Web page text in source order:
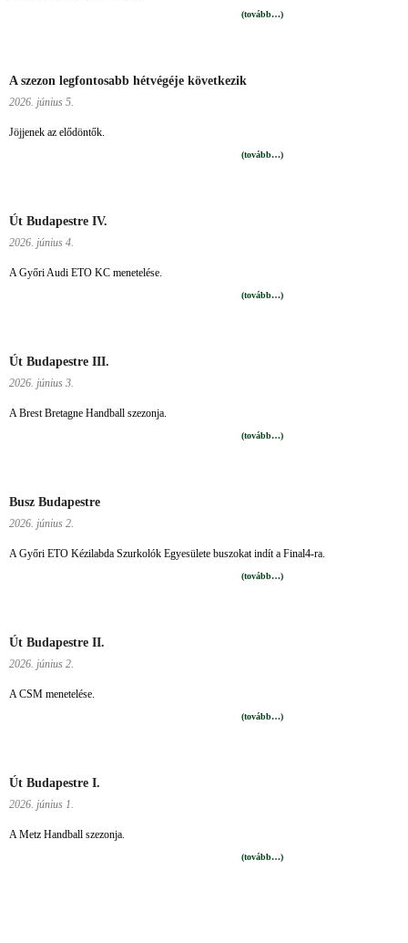
(tovább…)
A szezon legfontosabb hétvégéje következik
2026. június 5.
Jöjjenek az elődöntők.
(tovább…)
Út Budapestre IV.
2026. június 4.
A Győri Audi ETO KC menetelése.
(tovább…)
Út Budapestre III.
2026. június 3.
A Brest Bretagne Handball szezonja.
(tovább…)
Busz Budapestre
2026. június 2.
A Győri ETO Kézilabda Szurkolók Egyesülete buszokat indít a Final4-ra.
(tovább…)
Út Budapestre II.
2026. június 2.
A CSM menetelése.
(tovább…)
Út Budapestre I.
2026. június 1.
A Metz Handball szezonja.
(tovább…)